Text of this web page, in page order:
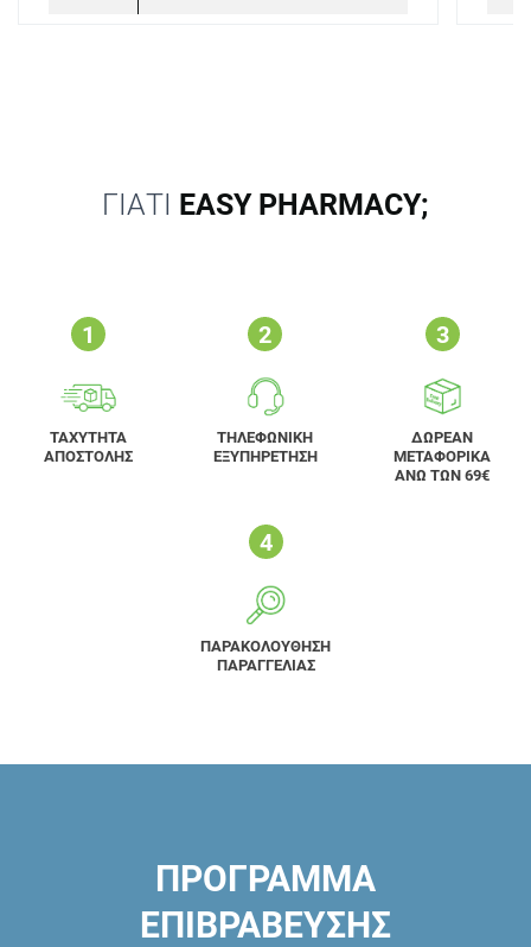
ΓΙΑΤΙ EASY PHARMACY;
ΤΑΧΥΤΗΤΑ
ΑΠΟΣΤΟΛΗΣ
ΤΗΛΕΦΩΝΙΚΗ
ΕΞΥΠΗΡΕΤΗΣΗ
ΔΩΡΕΑΝ
ΜΕΤΑΦΟΡΙΚΑ
ΑΝΩ ΤΩΝ 69€
ΠΑΡΑΚΟΛΟΥΘΗΣΗ
ΠΑΡΑΓΓΕΛΙΑΣ
ΠΡΟΓΡΑΜΜΑ
ΕΠΙΒΡΑΒΕΥΣΗΣ